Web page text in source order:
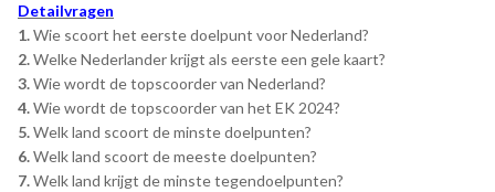
Detailvragen
1.Wie scoort het eerste doelpunt voor Nederland?
2.Welke Nederlander krijgt als eerste een gele kaart?
3.Wie wordt de topscoorder van Nederland?
4.Wie wordt de topscoorder van het EK 2024?
5.Welk land scoort de minste doelpunten?
6.Welk land scoort de meeste doelpunten?
7.Welk land krijgt de minste tegendoelpunten?